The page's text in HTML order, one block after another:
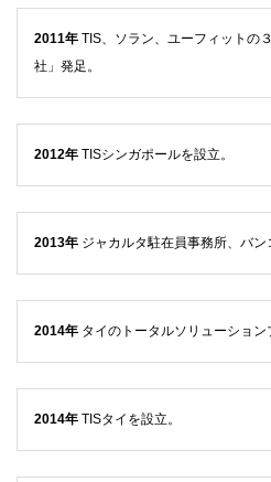
2011年 TIS、ソラン、ユーフィットの
社」発足。
2012年 TISシンガポールを設立。
2013年 ジャカルタ駐在員事務所、バン
2014年 タイのトータルソリューション
2014年 TISタイを設立。